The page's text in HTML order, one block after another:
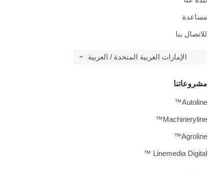
مساعدة
للاتصال بنا
الإمارات العربية المتحدة / العربية
مشروعاتنا
Autoline™
Machineryline™
Agroline™
Linemedia Digital ™